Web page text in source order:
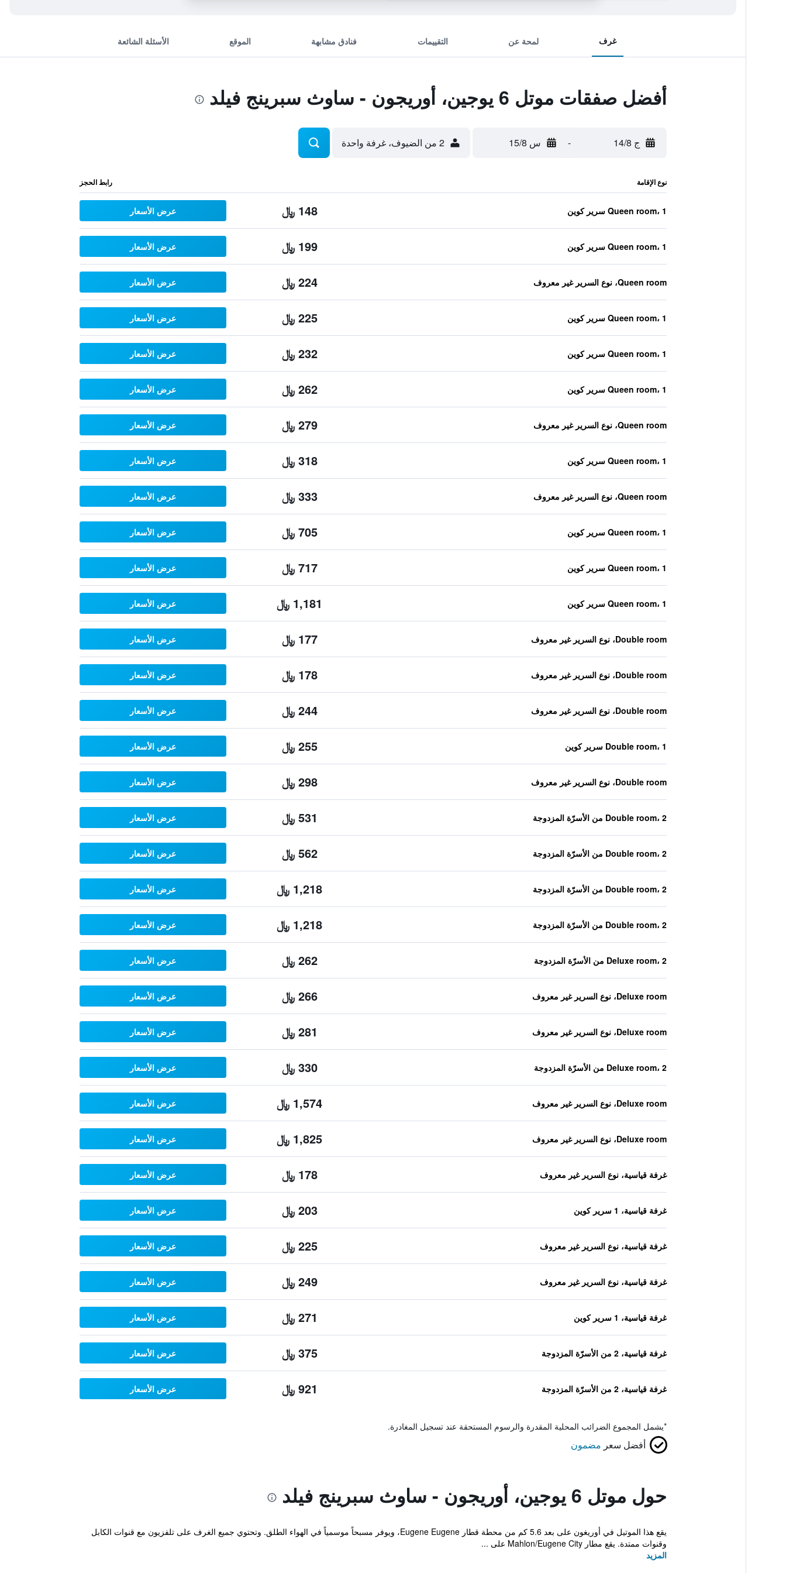
غرف لمحة عن التقييمات فنادق مشابهة الموقع الأسئلة الشائعة
أفضل صفقات موتل 6 يوجين، أوريجون - ساوث سبرينج فيلد
ج 14/8 - س 15/8 2 من الضيوف، غرفة واحدة
نوع الإقامة رابط الحجز
Queen room، 1 سرير كوين 148 ﷼ عرض الأسعار
Queen room، 1 سرير كوين 199 ﷼ عرض الأسعار
Queen room، نوع السرير غير معروف 224 ﷼ عرض الأسعار
Queen room، 1 سرير كوين 225 ﷼ عرض الأسعار
Queen room، 1 سرير كوين 232 ﷼ عرض الأسعار
Queen room، 1 سرير كوين 262 ﷼ عرض الأسعار
Queen room، نوع السرير غير معروف 279 ﷼ عرض الأسعار
Queen room، 1 سرير كوين 318 ﷼ عرض الأسعار
Queen room، نوع السرير غير معروف 333 ﷼ عرض الأسعار
Queen room، 1 سرير كوين 705 ﷼ عرض الأسعار
Queen room، 1 سرير كوين 717 ﷼ عرض الأسعار
Queen room، 1 سرير كوين 1,181 ﷼ عرض الأسعار
Double room، نوع السرير غير معروف 177 ﷼ عرض الأسعار
Double room، نوع السرير غير معروف 178 ﷼ عرض الأسعار
Double room، نوع السرير غير معروف 244 ﷼ عرض الأسعار
Double room، 1 سرير كوين 255 ﷼ عرض الأسعار
Double room، نوع السرير غير معروف 298 ﷼ عرض الأسعار
Double room، 2 من الأسرّة المزدوجة 531 ﷼ عرض الأسعار
Double room، 2 من الأسرّة المزدوجة 562 ﷼ عرض الأسعار
Double room، 2 من الأسرّة المزدوجة 1,218 ﷼ عرض الأسعار
Double room، 2 من الأسرّة المزدوجة 1,218 ﷼ عرض الأسعار
Deluxe room، 2 من الأسرّة المزدوجة 262 ﷼ عرض الأسعار
Deluxe room، نوع السرير غير معروف 266 ﷼ عرض الأسعار
Deluxe room، نوع السرير غير معروف 281 ﷼ عرض الأسعار
Deluxe room، 2 من الأسرّة المزدوجة 330 ﷼ عرض الأسعار
Deluxe room، نوع السرير غير معروف 1,574 ﷼ عرض الأسعار
Deluxe room، نوع السرير غير معروف 1,825 ﷼ عرض الأسعار
غرفة قياسية، نوع السرير غير معروف 178 ﷼ عرض الأسعار
غرفة قياسية، 1 سرير كوين 203 ﷼ عرض الأسعار
غرفة قياسية، نوع السرير غير معروف 225 ﷼ عرض الأسعار
غرفة قياسية، نوع السرير غير معروف 249 ﷼ عرض الأسعار
غرفة قياسية، 1 سرير كوين 271 ﷼ عرض الأسعار
غرفة قياسية، 2 من الأسرّة المزدوجة 375 ﷼ عرض الأسعار
غرفة قياسية، 2 من الأسرّة المزدوجة 921 ﷼ عرض الأسعار
*يشمل المجموع الضرائب المحلية المقدرة والرسوم المستحقة عند تسجيل المغادرة.
أفضل سعر مضمون
حول موتل 6 يوجين، أوريجون - ساوث سبرينج فيلد
يقع هذا الموتيل في أوريغون على بعد 5.6 كم من محطة قطار Eugene Eugene، ويوفر مسبحاً موسمياً في الهواء الطلق. وتحتوي جميع الغرف على تلفزيون مع قنوات الكابل
وقنوات ممتدة. يقع مطار Mahlon/Eugene City على ...
المزيد